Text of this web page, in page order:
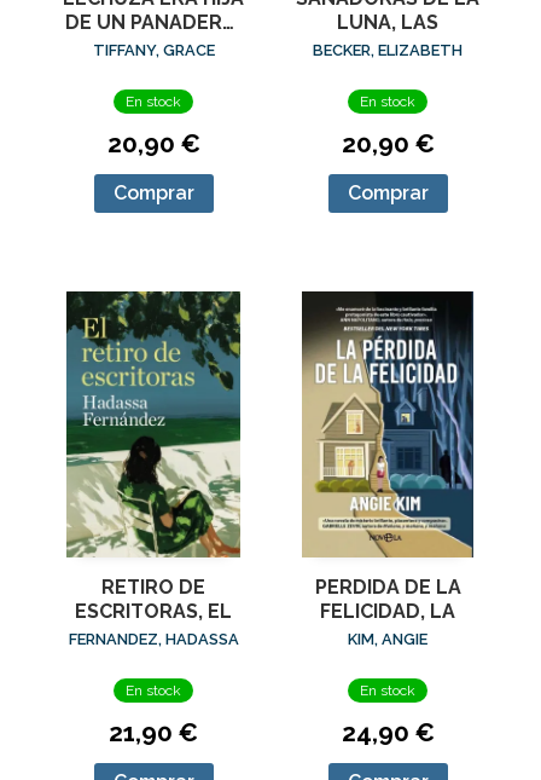
DE UN PANADERO,
LA
TIFFANY, GRACE
En stock
20,90 €
Comprar
LUNA, LAS
BECKER, ELIZABETH
En stock
20,90 €
Comprar
RETIRO DE
ESCRITORAS, EL
FERNANDEZ, HADASSA
En stock
21,90 €
PERDIDA DE LA
FELICIDAD, LA
KIM, ANGIE
En stock
24,90 €